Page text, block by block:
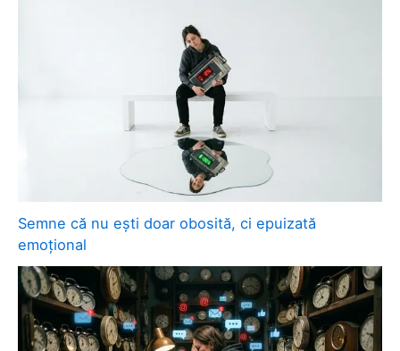
Semne că nu ești doar obosită, ci epuizată
emoțional